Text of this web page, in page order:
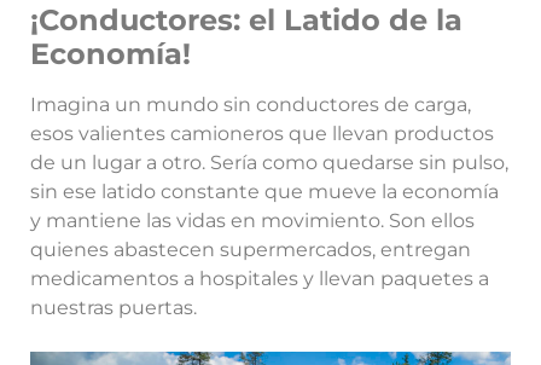
¡Conductores: el Latido de la
Economía!
Imagina un mundo sin conductores de carga,
esos valientes camioneros que llevan productos
de un lugar a otro. Sería como quedarse sin pulso,
sin ese latido constante que mueve la economía
y mantiene las vidas en movimiento. Son ellos
quienes abastecen supermercados, entregan
medicamentos a hospitales y llevan paquetes a
nuestras puertas.